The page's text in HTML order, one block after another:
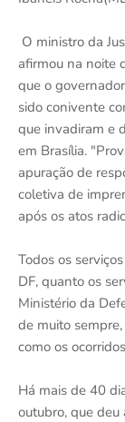
O ministro da
afirmou na noite
que o
sido conivente
que invadiram e
em Brasília.
apuração de
coletiva de
após os atos
Todos os
DF, quanto os
Ministério da
de muito
como os
Há mais de 40
outubro, que deu